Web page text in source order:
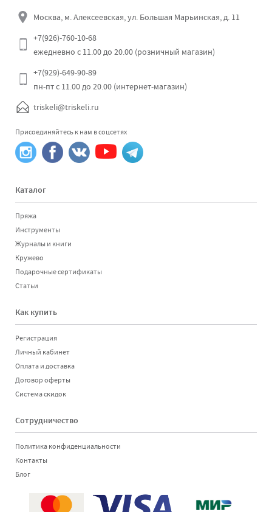
Москва, м. Алексеевская, ул. Большая Марьинская, д. 11
+7(926)-760-10-68
ежедневно с 11.00 до 20.00 (розничный магазин)
+7(929)-649-90-89
пн-пт с 11.00 до 20.00 (интернет-магазин)
triskeli@triskeli.ru
Присоединяйтесь к нам в соцсетях
Каталог
Пряжа
Инструменты
Журналы и книги
Кружево
Подарочные сертификаты
Статьи
Как купить
Регистрация
Личный кабинет
Оплата и доставка
Договор оферты
Система скидок
Сотрудничество
Политика конфиденциальности
Контакты
Блог